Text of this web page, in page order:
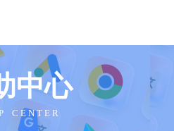
中心
C E N T E R